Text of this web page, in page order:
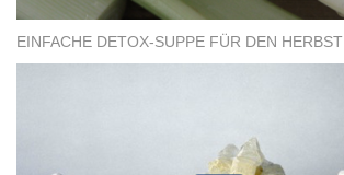
EINFACHE DETOX-SUPPE FÜR DEN HERBST